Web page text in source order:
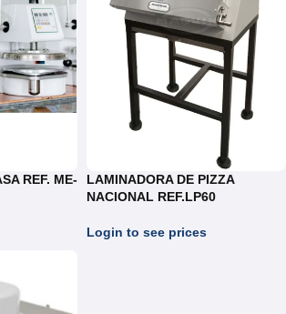
REF. ME-
LAMINADORA DE PIZZA
NACIONAL REF.LP60
Login to see prices